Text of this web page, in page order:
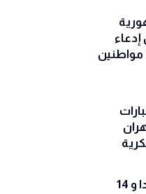
إدعاء
الصحة اللبنانية: 13 شهيدا و 14